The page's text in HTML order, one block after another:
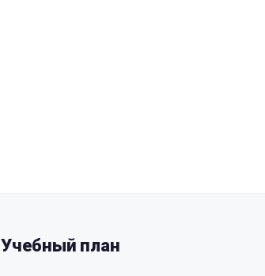
Учебный план